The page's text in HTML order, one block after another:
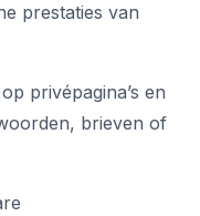
prestaties van
privépagina’s en
brieven of